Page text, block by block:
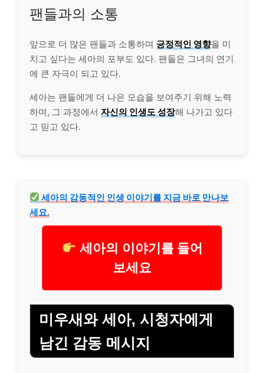
팬들과의 소통
앞으로 더 많은 팬들과 소통하며 긍정적인 영향을 미
치고 싶다는 세아의 포부도 있다. 팬들은 그녀의 연기
에 큰 자극이 되고 있다.
세아는 팬들에게 더 나은 모습을 보여주기 위해 노력
하며, 그 과정에서 자신의 인생도 성장해 나가고 있다
고 믿고 있다.
세아의 감동적인 인생 이야기를 지금 바로 만나보
세요.
세아의 이야기를 들어
보세요
미우새와 세아, 시청자에게
남긴 감동 메시지